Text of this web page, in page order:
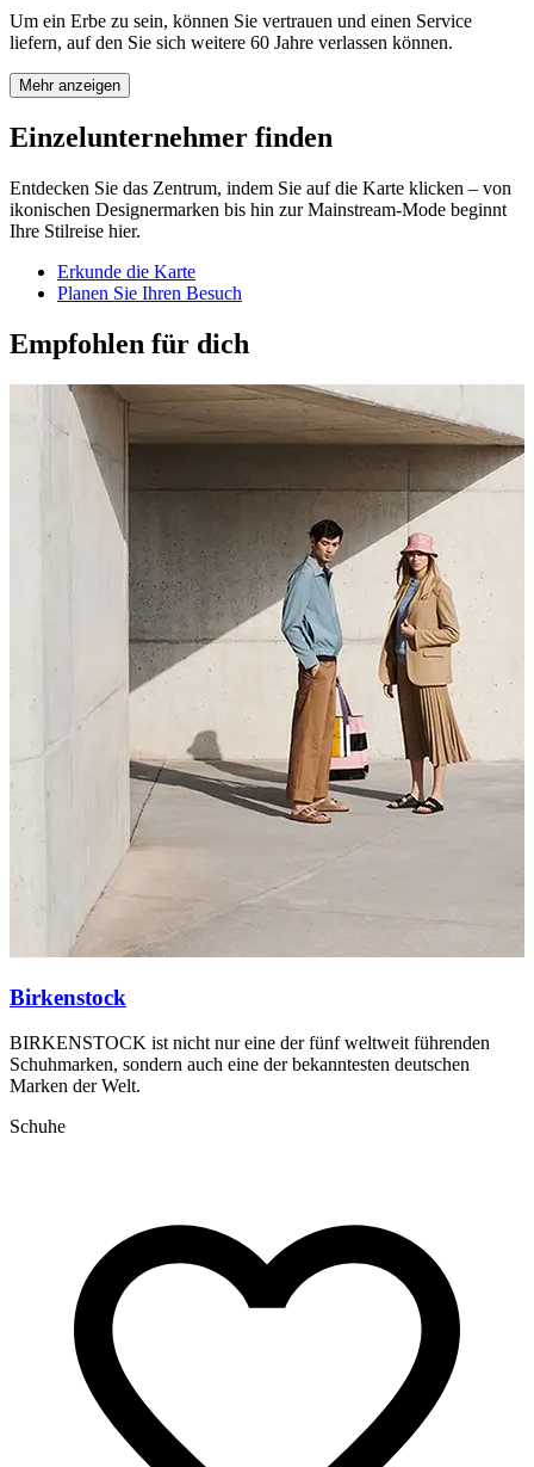
Um ein Erbe zu sein, können Sie vertrauen und einen Service
liefern, auf den Sie sich weitere 60 Jahre verlassen können.
Mehr anzeigen
Einzelunternehmer finden
Entdecken Sie das Zentrum, indem Sie auf die Karte klicken – von
ikonischen Designermarken bis hin zur Mainstream-Mode beginnt
Ihre Stilreise hier.
Erkunde die Karte
Planen Sie Ihren Besuch
Empfohlen für dich
Birkenstock
BIRKENSTOCK ist nicht nur eine der fünf weltweit führenden
Schuhmarken, sondern auch eine der bekanntesten deutschen
Marken der Welt.
Schuhe